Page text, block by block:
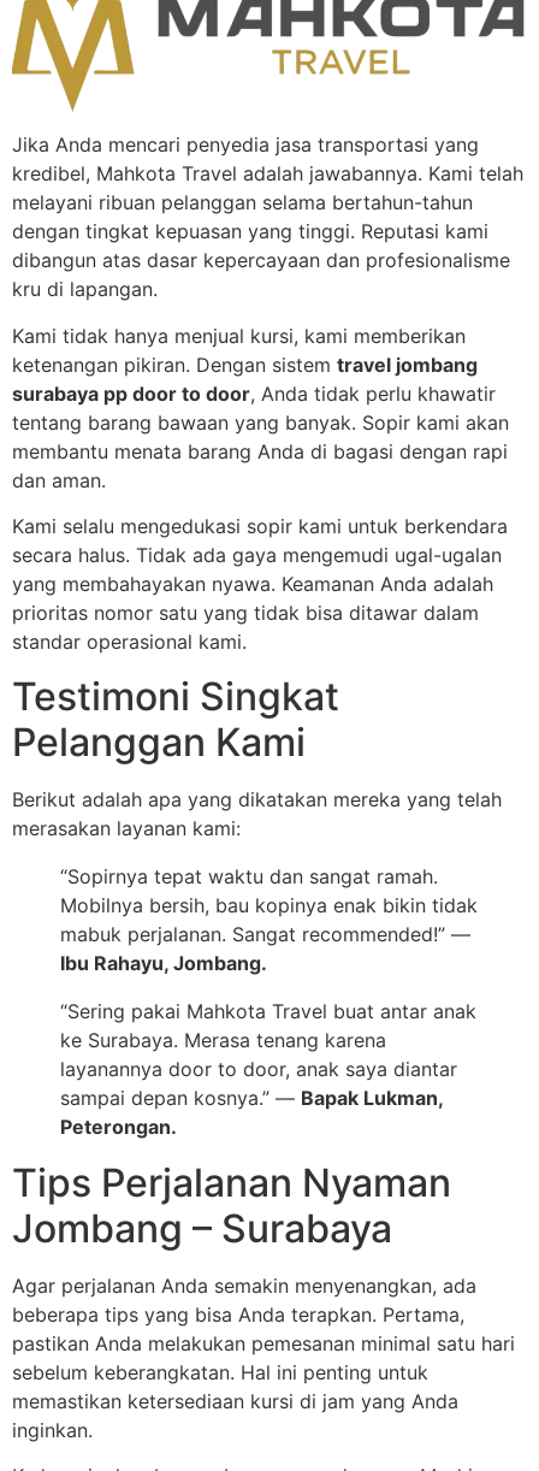
Jika Anda mencari penyedia jasa transportasi yang
kredibel, Mahkota Travel adalah jawabannya. Kami telah
melayani ribuan pelanggan selama bertahun-tahun
dengan tingkat kepuasan yang tinggi. Reputasi kami
dibangun atas dasar kepercayaan dan profesionalisme
kru di lapangan.
Kami tidak hanya menjual kursi, kami memberikan
ketenangan pikiran. Dengan sistem travel jombang
surabaya pp door to door, Anda tidak perlu khawatir
tentang barang bawaan yang banyak. Sopir kami akan
membantu menata barang Anda di bagasi dengan rapi
dan aman.
Kami selalu mengedukasi sopir kami untuk berkendara
secara halus. Tidak ada gaya mengemudi ugal-ugalan
yang membahayakan nyawa. Keamanan Anda adalah
prioritas nomor satu yang tidak bisa ditawar dalam
standar operasional kami.
Testimoni Singkat
Pelanggan Kami
Berikut adalah apa yang dikatakan mereka yang telah
merasakan layanan kami:
“Sopirnya tepat waktu dan sangat ramah.
Mobilnya bersih, bau kopinya enak bikin tidak
mabuk perjalanan. Sangat recommended!” —
Ibu Rahayu, Jombang.
“Sering pakai Mahkota Travel buat antar anak
ke Surabaya. Merasa tenang karena
layanannya door to door, anak saya diantar
sampai depan kosnya.” — Bapak Lukman,
Peterongan.
Tips Perjalanan Nyaman
Jombang – Surabaya
Agar perjalanan Anda semakin menyenangkan, ada
beberapa tips yang bisa Anda terapkan. Pertama,
pastikan Anda melakukan pemesanan minimal satu hari
sebelum keberangkatan. Hal ini penting untuk
memastikan ketersediaan kursi di jam yang Anda
inginkan.